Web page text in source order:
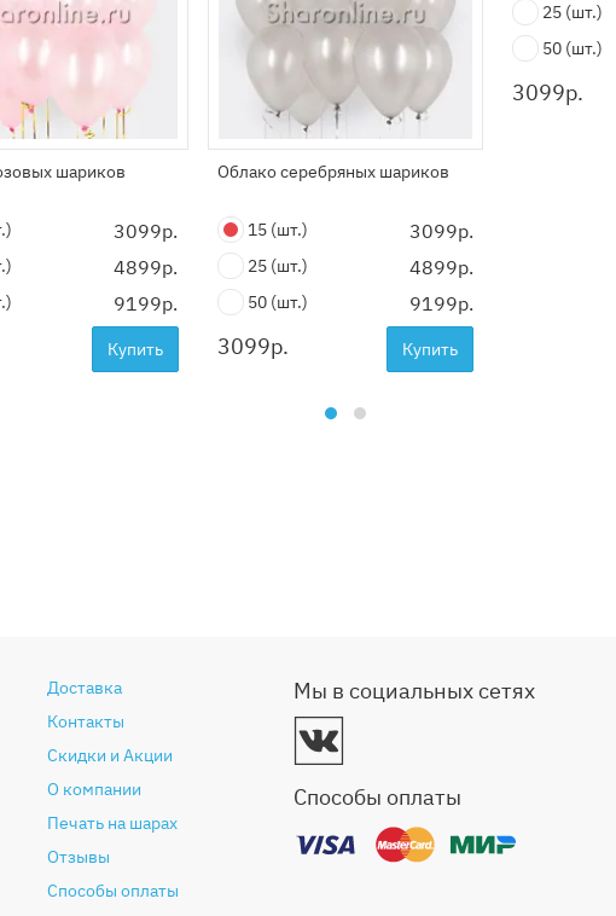
шариков
3099р.
4899р.
9199р.
Купить
Облако серебряных шариков
15 (шт.) 3099р.
25 (шт.) 4899р.
50 (шт.) 9199р.
3099р. Купить
25 (шт.)
50 (шт.)
3099р.
Доставка
Контакты
Скидки и Акции
О компании
Печать на шарах
Отзывы
Способы оплаты
Мы в социальных сетях
Способы оплаты